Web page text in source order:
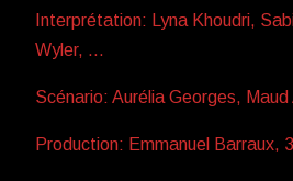
Interprétation: Lyna Khoudri,
Wyler, …
Scénario: Aurélia Georges, Maud
Production: Emmanuel Barraux,